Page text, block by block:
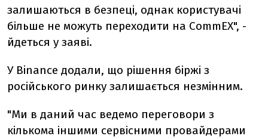
залишаються в безпеці, однак користувачі
більше не можуть переходити на CommEX", -
йдеться у заяві.
У Binance додали, що рішення біржі з
російського ринку залишається незмінним.
"Ми в даний час ведемо переговори з
кількома іншими сервісними провайдерами